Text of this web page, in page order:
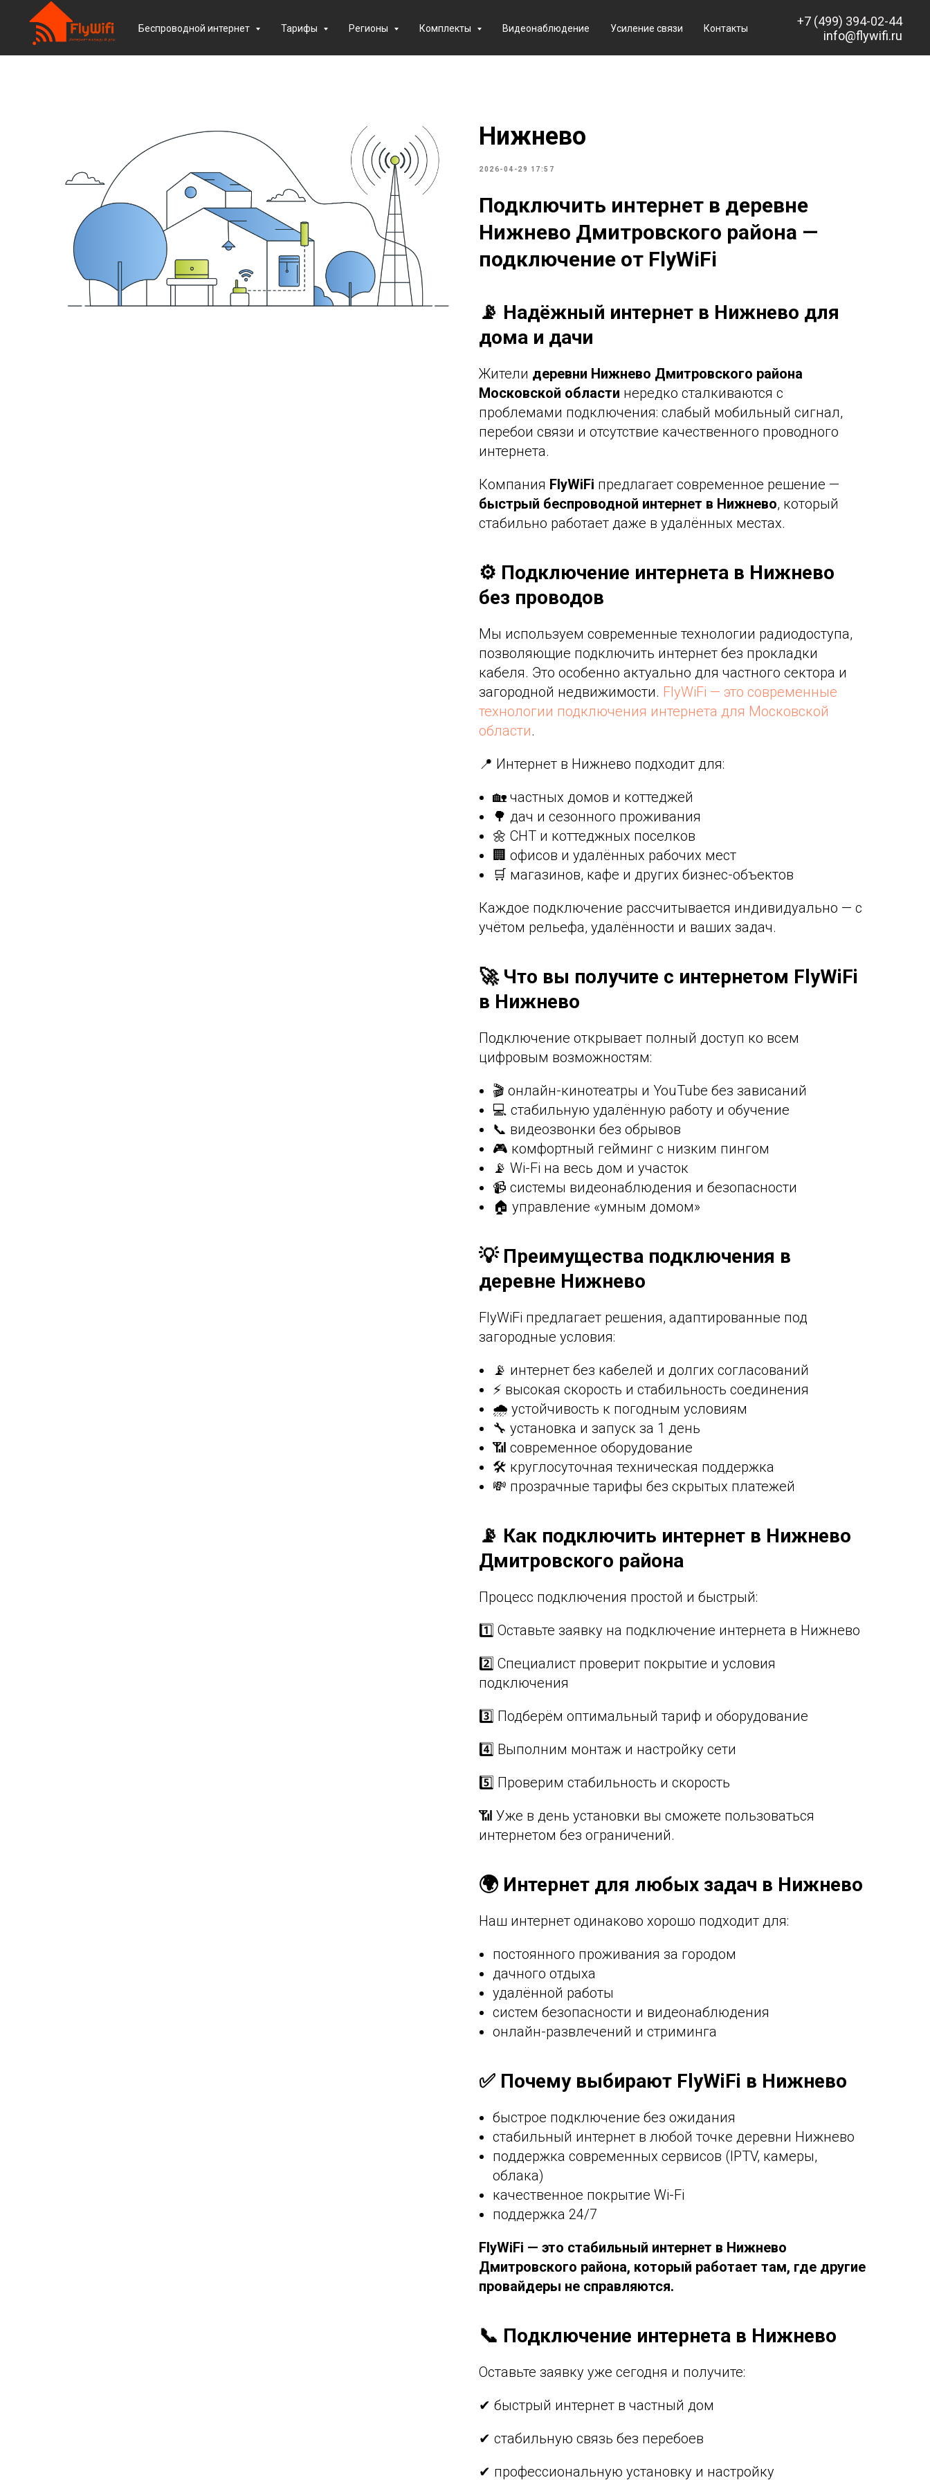
Беспроводной интернет Тарифы Регионы Комплекты Видеонаблюдение Усиление связи Контакты
+7 (499) 394-02-44
info@flywifi.ru
Нижнево
2026-04-29 17:57
Подключить интернет в деревне
Нижнево Дмитровского района —
подключение от FlyWiFi
📡 Надёжный интернет в Нижнево для
дома и дачи
Жители деревни Нижнево Дмитровского района
Московской области нередко сталкиваются с
проблемами подключения: слабый мобильный сигнал,
перебои связи и отсутствие качественного проводного
интернета.
Компания FlyWiFi предлагает современное решение —
быстрый беспроводной интернет в Нижнево, который
стабильно работает даже в удалённых местах.
⚙️ Подключение интернета в Нижнево
без проводов
Мы используем современные технологии радиодоступа,
позволяющие подключить интернет без прокладки
кабеля. Это особенно актуально для частного сектора и
загородной недвижимости. FlyWiFi — это современные
технологии подключения интернета для Московской
области.
📍 Интернет в Нижнево подходит для:
🏡 частных домов и коттеджей
🌳 дач и сезонного проживания
🌼 СНТ и коттеджных поселков
🏢 офисов и удалённых рабочих мест
🛒 магазинов, кафе и других бизнес-объектов
Каждое подключение рассчитывается индивидуально — с
учётом рельефа, удалённости и ваших задач.
🚀 Что вы получите с интернетом FlyWiFi
в Нижнево
Подключение открывает полный доступ ко всем
цифровым возможностям:
🎬 онлайн-кинотеатры и YouTube без зависаний
💻 стабильную удалённую работу и обучение
📞 видеозвонки без обрывов
🎮 комфортный гейминг с низким пингом
📡 Wi-Fi на весь дом и участок
📹 системы видеонаблюдения и безопасности
🏠 управление «умным домом»
💡 Преимущества подключения в
деревне Нижнево
FlyWiFi предлагает решения, адаптированные под
загородные условия:
📡 интернет без кабелей и долгих согласований
⚡ высокая скорость и стабильность соединения
🌧 устойчивость к погодным условиям
🔧 установка и запуск за 1 день
📶 современное оборудование
🛠 круглосуточная техническая поддержка
💸 прозрачные тарифы без скрытых платежей
📡 Как подключить интернет в Нижнево
Дмитровского района
Процесс подключения простой и быстрый:
1️⃣ Оставьте заявку на подключение интернета в Нижнево
2️⃣ Специалист проверит покрытие и условия
подключения
3️⃣ Подберём оптимальный тариф и оборудование
4️⃣ Выполним монтаж и настройку сети
5️⃣ Проверим стабильность и скорость
📶 Уже в день установки вы сможете пользоваться
интернетом без ограничений.
🌍 Интернет для любых задач в Нижнево
Наш интернет одинаково хорошо подходит для:
постоянного проживания за городом
дачного отдыха
удалённой работы
систем безопасности и видеонаблюдения
онлайн-развлечений и стриминга
✅ Почему выбирают FlyWiFi в Нижнево
быстрое подключение без ожидания
стабильный интернет в любой точке деревни Нижнево
поддержка современных сервисов (IPTV, камеры,
облака)
качественное покрытие Wi-Fi
поддержка 24/7
FlyWiFi — это стабильный интернет в Нижнево
Дмитровского района, который работает там, где другие
провайдеры не справляются.
📞 Подключение интернета в Нижнево
Оставьте заявку уже сегодня и получите:
✔ быстрый интернет в частный дом
✔ стабильную связь без перебоев
✔ профессиональную установку и настройку